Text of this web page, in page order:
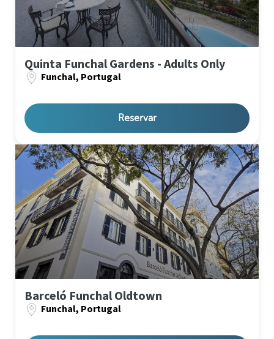
Quinta Funchal Gardens - Adults Only
Funchal, Portugal
Reservar
Barceló Funchal Oldtown
Funchal, Portugal